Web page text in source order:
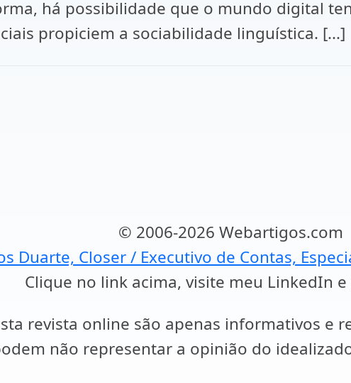
há possibilidade que o mundo digital
propiciem a sociabilidade linguística. [...]
© 2006-2026 Webartigos.com
Duarte, Closer / Executivo de Contas,
Clique no link acima, visite meu LinkedIn
revista online são apenas informativos e
não representar a opinião do